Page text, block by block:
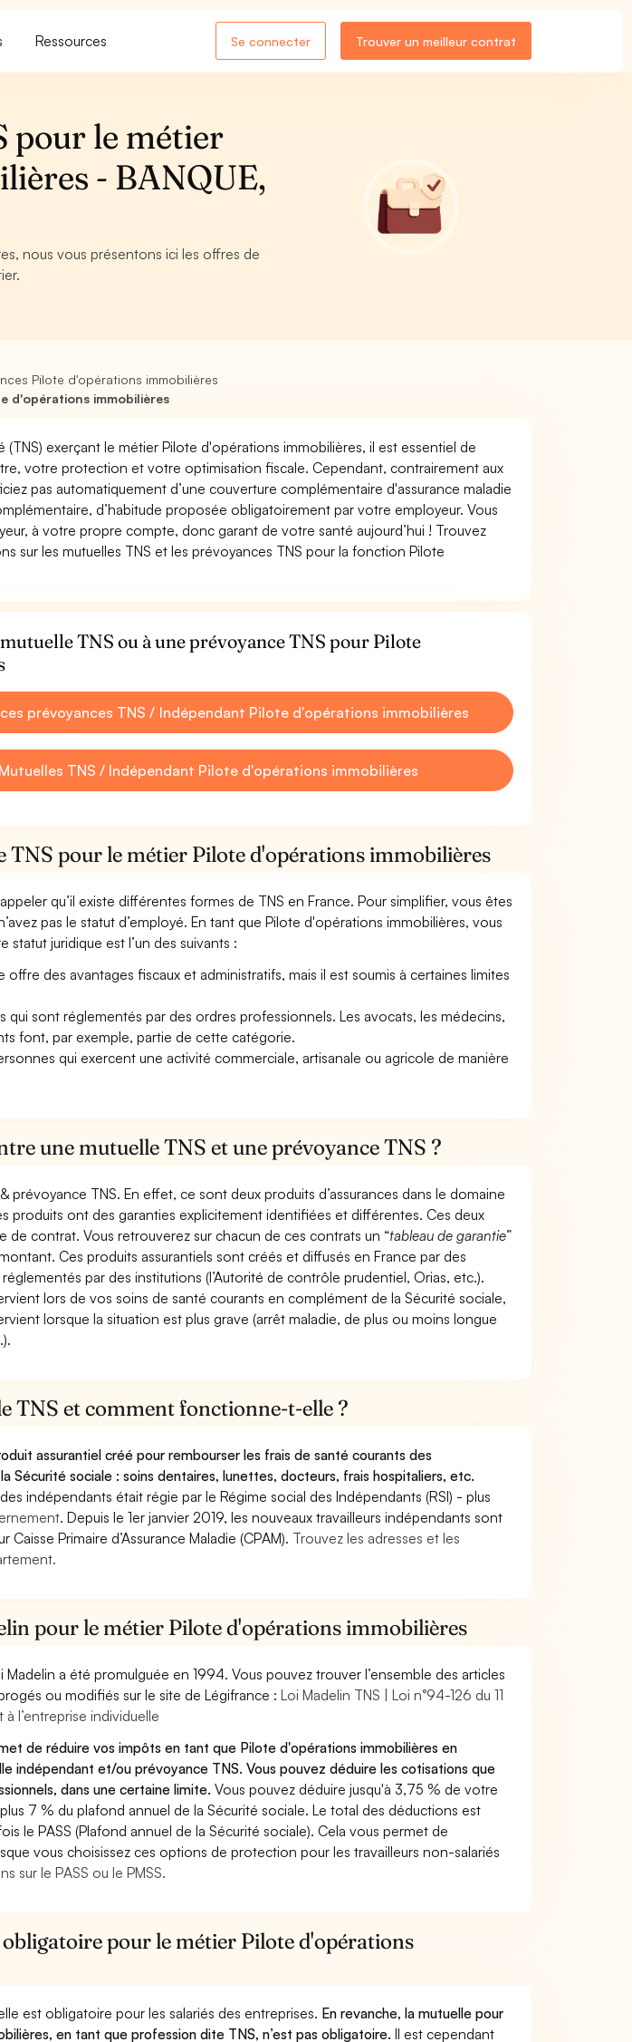
Ressources Se connecter Trouver un meilleur contrat
pour le métier
- BANQUE,
nous vous présentons ici les offres de
Pilote d'opérations immobilières
d'opérations immobilières
(TNS) exerçant le métier Pilote d'opérations immobilières, il est essentiel de
votre protection et votre optimisation fiscale. Cependant, contrairement aux
pas automatiquement d’une couverture complémentaire d'assurance maladie
d’habitude proposée obligatoirement par votre employeur. Vous
à votre propre compte, donc garant de votre santé aujourd’hui ! Trouvez
sur les mutuelles TNS et les prévoyances TNS pour la fonction Pilote
TNS ou à une prévoyance TNS pour Pilote
prévoyances TNS / Indépendant Pilote d'opérations immobilières
TNS / Indépendant Pilote d'opérations immobilières
TNS pour le métier Pilote d'opérations immobilières
qu’il existe différentes formes de TNS en France. Pour simplifier, vous êtes
pas le statut d’employé. En tant que Pilote d'opérations immobilières, vous
statut juridique est l’un des suivants :
des avantages fiscaux et administratifs, mais il est soumis à certaines limites
qui sont réglementés par des ordres professionnels. Les avocats, les médecins,
font, par exemple, partie de cette catégorie.
qui exercent une activité commerciale, artisanale ou agricole de manière
une mutuelle TNS et une prévoyance TNS ?
prévoyance TNS. En effet, ce sont deux produits d’assurances dans le domaine
produits ont des garanties explicitement identifiées et différentes. Ces deux
de contrat. Vous retrouverez sur chacun de ces contrats un “tableau de garantie”
Ces produits assurantiels sont créés et diffusés en France par des
par des institutions (l’Autorité de contrôle prudentiel, Orias, etc.).
lors de vos soins de santé courants en complément de la Sécurité sociale,
lorsque la situation est plus grave (arrêt maladie, de plus ou moins longue
TNS et comment fonctionne-t-elle ?
assurantiel créé pour rembourser les frais de santé courants des
Sécurité sociale : soins dentaires, lunettes, docteurs, frais hospitaliers, etc.
indépendants était régie par le Régime social des Indépendants (RSI) - plus
. Depuis le 1er janvier 2019, les nouveaux travailleurs indépendants sont
Primaire d’Assurance Maladie (CPAM). Trouvez les adresses et les
pour le métier Pilote d'opérations immobilières
a été promulguée en 1994. Vous pouvez trouver l’ensemble des articles
ou modifiés sur le site de Légifrance :Loi Madelin TNS | Loi n°94-126 du 11
l’entreprise individuelle
de réduire vos impôts en tant que Pilote d'opérations immobilières en
indépendant et/ou prévoyance TNS. Vous pouvez déduire les cotisations que
dans une certaine limite.Vous pouvez déduire jusqu'à 3,75 % de votre
7 % du plafond annuel de la Sécurité sociale. Le total des déductions est
le PASS (Plafond annuel de la Sécurité sociale). Cela vous permet de
vous choisissez ces options de protection pour les travailleurs non-salariés
sur le PASS ou le PMSS.
pour le métier Pilote d'opérations
est obligatoire pour les salariés des entreprises. En revanche, la mutuelle pour
en tant que profession dite TNS, n’est pas obligatoire.Il est cependant